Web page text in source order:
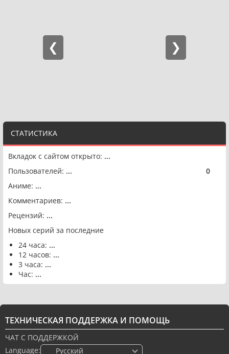
СТАТИСТИКА
Вкладок с сайтом открыто: ...
Пользователей: ... 0
Аниме: ...
Комментариев: ...
Рецензий: ...
Новых серий за последние
24 часа: ...
12 часов: ...
3 часа: ...
Час: ...
ТЕХНИЧЕСКАЯ ПОДДЕРЖКА И ПОМОЩЬ
ЧАТ С ПОДДЕРЖКОЙ
Language:
🇷🇺 Русский